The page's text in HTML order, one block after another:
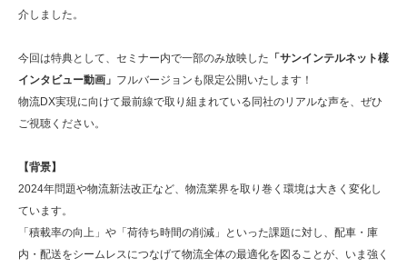
介しました。
今回は特典として、セミナー内で一部のみ放映した 「サンインテルネット様
インタビュー動画」 フルバージョンも限定公開いたします！
物流DX実現に向けて最前線で取り組まれている同社のリアルな声を、ぜひ
ご視聴ください。
【背景】
2024年問題や物流新法改正など、物流業界を取り巻く環境は大きく変化し
ています。
「積載率の向上」や「荷待ち時間の削減」といった課題に対し、配車・庫
内・配送をシームレスにつなげて物流全体の最適化を図ることが、いま強く